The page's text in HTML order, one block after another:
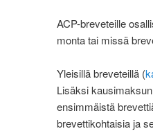
ACP-breveteille
monta tai missä
Yleisillä breveteillä (
Lisäksi
ensimmäistä
brevettikohtaisia ja